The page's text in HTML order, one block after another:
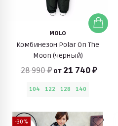
MOLO
Комбинезон Polar On The
Moon (черный)
28 990 ₽ от 21 740 ₽
104 122 128 140
-30%